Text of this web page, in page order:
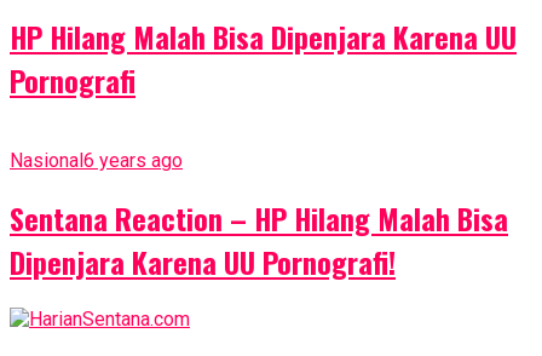
HP Hilang Malah Bisa Dipenjara Karena UU
Pornografi
Nasional6 years ago
Sentana Reaction – HP Hilang Malah Bisa
Dipenjara Karena UU Pornografi!